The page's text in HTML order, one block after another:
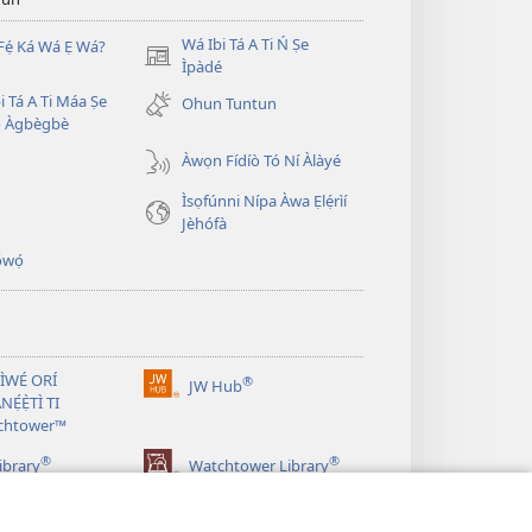
Ká Wá Ẹ Wá?
Wá Ibi Tá A Ti Ń Ṣe
Ìpàdé
(opens
new
window)
Tá A Ti Máa Ṣe
Àgbègbè
Ohun Tuntun
Àwọn Fídíò Tó Ní Àlàyé
Ìsọfúnni Nípa Àwa Ẹlẹ́rìí
Jèhófà
ORÍ
TI
JW Hub®
(opens
® Watchtower Library®